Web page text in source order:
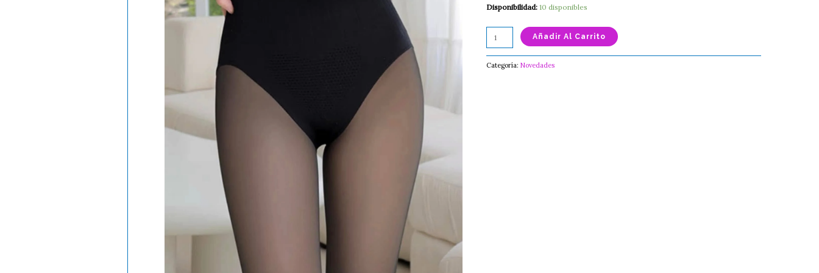
Disponibilidad: 10 disponibles
Añadir Al Carrito
Categoría:Novedades